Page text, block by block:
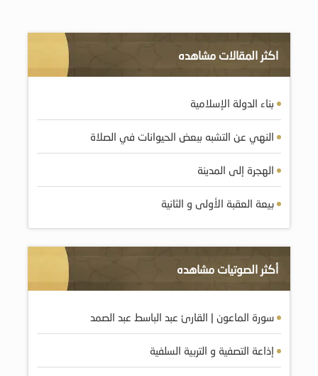
اكثر المقالات مشاهده
بناء الدولة الإسلامية
النهي عن التشبه ببعض الحيوانات في الصلاة
الهجرة إلى المدينة
بيعة العقبة الأولى و الثانية
أكثر الصوتيات مشاهده
سورة الماعون | القارئ عبد الباسط عبد الصمد
إذاعة التصفية و التربية السلفية